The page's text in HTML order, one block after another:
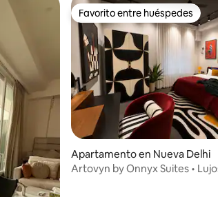
Favorito entre huéspedes
Favorito entre huéspedes
Apartamento en Nueva Delhi
Artovyn by Onnyx Suites •